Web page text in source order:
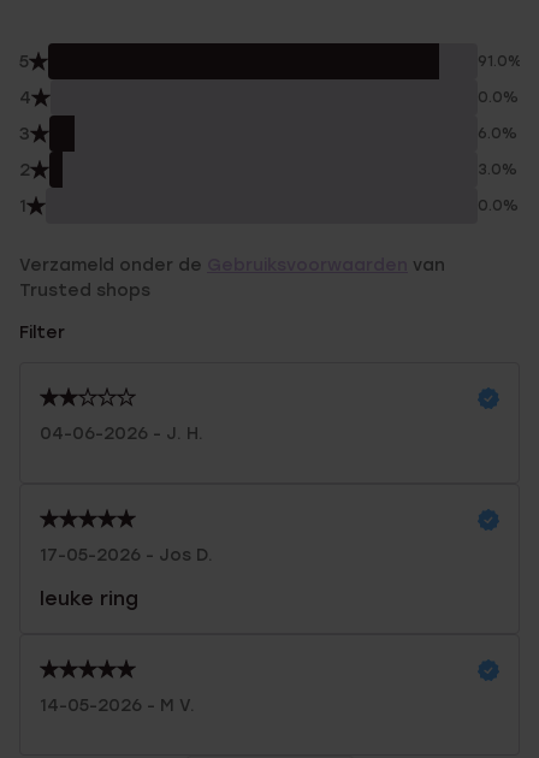
5 91.0%
4 0.0%
3 6.0%
2 3.0%
1 0.0%
Verzameld onder de
van
Trusted shops
Filter
04-06-2026 - J. H.
17-05-2026 - Jos D.
leuke ring
14-05-2026 - M V.